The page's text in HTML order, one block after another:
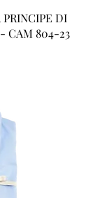
DI
CAM 804-23